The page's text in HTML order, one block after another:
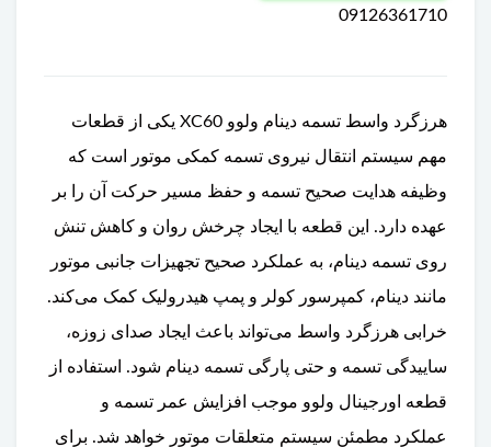
09126361710
هرزگرد واسط تسمه دینام ولوو XC60 یکی از قطعات
مهم سیستم انتقال نیروی تسمه کمکی موتور است که
وظیفه هدایت صحیح تسمه و حفظ مسیر حرکت آن را بر
عهده دارد. این قطعه با ایجاد چرخش روان و کاهش تنش
روی تسمه دینام، به عملکرد صحیح تجهیزات جانبی موتور
مانند دینام، کمپرسور کولر و پمپ هیدرولیک کمک می‌کند.
خرابی هرزگرد واسط می‌تواند باعث ایجاد صدای زوزه،
ساییدگی تسمه و حتی پارگی تسمه دینام شود. استفاده از
قطعه اورجینال ولوو موجب افزایش عمر تسمه و
عملکرد مطمئن سیستم متعلقات موتور خواهد شد. برای